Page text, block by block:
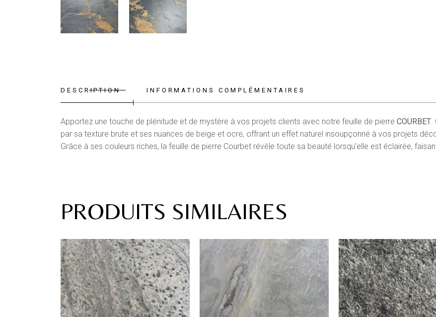
DESCRIPTION INFORMATIONS COMPLÉMENTAIRES
Apportez une touche de plénitude et de mystère à vos projets clients avec notre feuille de pierre COURBET
par sa texture brute et ses nuances de beige et ocre, offrant un effet naturel insoupçonné à vos projets
Grâce à ses couleurs riches, la feuille de pierre Courbet révèle toute sa beauté lorsqu’elle est éclairée,
PRODUITS SIMILAIRES